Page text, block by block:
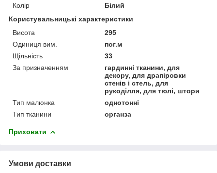
Колір
Білий
Користувальницькі характеристики
Висота
295
Одиниця вим.
пог.м
Щільність
33
За призначенням
гардинні тканини, для
декору, для драпіровки
стенів і стель, для
рукоділля, для тюлі, штори
Тип малюнка
однотонні
Тип тканини
органза
Приховати
Умови доставки